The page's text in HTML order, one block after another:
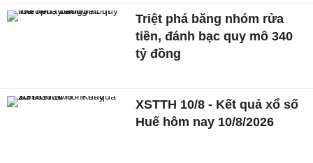
Triệt phá băng nhóm rửa
tiền, đánh bạc quy mô 340
tỷ đồng
XSTTH 10/8 - Kết quả xổ số
Huế hôm nay 10/8/2026